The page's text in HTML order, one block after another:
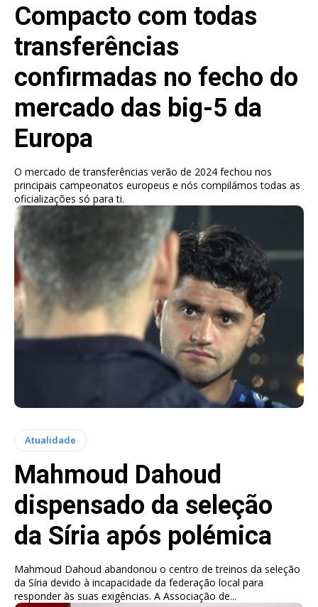
Compacto com todas
transferências
confirmadas no fecho do
mercado das big-5 da
Europa
O mercado de transferências verão de 2024 fechou nos
principais campeonatos europeus e nós compilámos todas as
oficializações só para ti.
Atualidade
Mahmoud Dahoud
dispensado da seleção
da Síria após polémica
Mahmoud Dahoud abandonou o centro de treinos da seleção
da Síria devido à incapacidade da federação local para
responder às suas exigências. A Associação de...